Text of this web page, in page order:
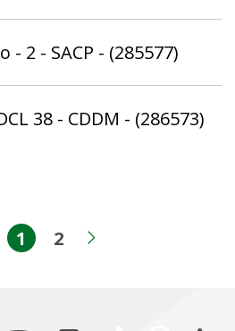
- 2 - SACP - (285577)
38 - CDDM - (286573)
Página anterior
Página
1 Página
2